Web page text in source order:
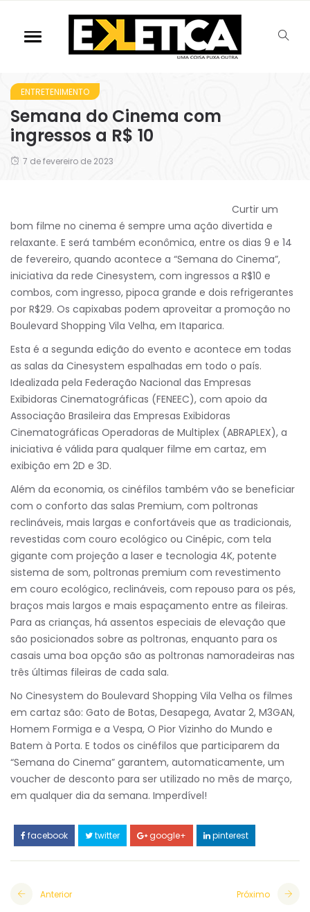
ENTRETENIMENTO
Semana do Cinema com
ingressos a R$ 10
7 de fevereiro de 2023
Curtir um
bom filme no cinema é sempre uma ação divertida e
relaxante. E será também econômica, entre os dias 9 e 14
de fevereiro, quando acontece a “Semana do Cinema”,
iniciativa da rede Cinesystem, com ingressos a R$10 e
combos, com ingresso, pipoca grande e dois refrigerantes
por R$29. Os capixabas podem aproveitar a promoção no
Boulevard Shopping Vila Velha, em Itaparica.
Esta é a segunda edição do evento e acontece em todas
as salas da Cinesystem espalhadas em todo o país.
Idealizada pela Federação Nacional das Empresas
Exibidoras Cinematográficas (FENEEC), com apoio da
Associação Brasileira das Empresas Exibidoras
Cinematográficas Operadoras de Multiplex (ABRAPLEX), a
iniciativa é válida para qualquer filme em cartaz, em
exibição em 2D e 3D.
Além da economia, os cinéfilos também vão se beneficiar
com o conforto das salas Premium, com poltronas
reclináveis, mais largas e confortáveis que as tradicionais,
revestidas com couro ecológico ou Cinépic, com tela
gigante com projeção a laser e tecnologia 4K, potente
sistema de som, poltronas premium com revestimento
em couro ecológico, reclináveis, com repouso para os pés,
braços mais largos e mais espaçamento entre as fileiras.
Para as crianças, há assentos especiais de elevação que
são posicionados sobre as poltronas, enquanto para os
casais uma boa opção são as poltronas namoradeiras nas
três últimas fileiras de cada sala.
No Cinesystem do Boulevard Shopping Vila Velha os filmes
em cartaz são: Gato de Botas, Desapega, Avatar 2, M3GAN,
Homem Formiga e a Vespa, O Pior Vizinho do Mundo e
Batem à Porta. E todos os cinéfilos que participarem da
“Semana do Cinema” garantem, automaticamente, um
voucher de desconto para ser utilizado no mês de março,
em qualquer dia da semana. Imperdível!
facebook twitter google+ pinterest
Anterior Próximo